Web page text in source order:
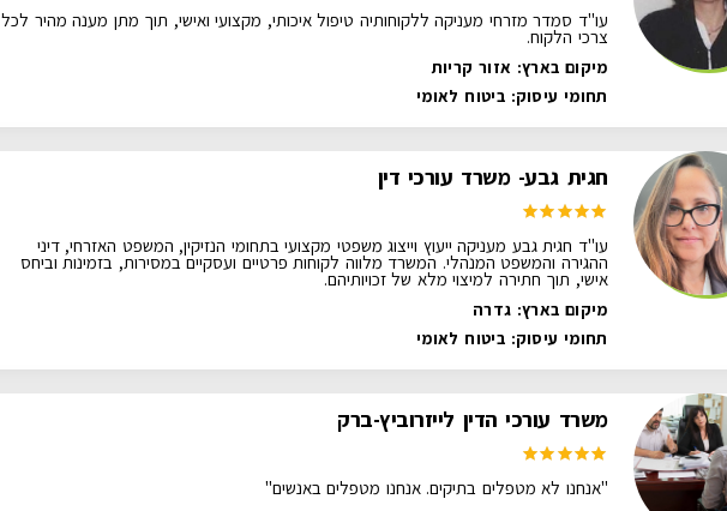
עו"ד סמדר מזרחי מעניקה ללקוחותיה טיפול איכותי, מקצועי ואישי, תוך מתן מענה מהיר לכל
צרכי הלקוח.
מיקום בארץ: אזור קריות
תחומי עיסוק:ביטוח לאומי
חגית גבע- משרד עורכי דין
עו"ד חגית גבע מעניקה ייעוץ וייצוג משפטי מקצועי בתחומי הנזיקין, המשפט האזרחי, דיני
ההגירה והמשפט המנהלי. המשרד מלווה לקוחות פרטיים ועסקיים במסירות, בזמינות וביחס
אישי, תוך חתירה למיצוי מלא של זכויותיהם.
מיקום בארץ: גדרה
תחומי עיסוק:ביטוח לאומי
משרד עורכי הדין לייזרוביץ-ברק
"אנחנו לא מטפלים בתיקים. אנחנו מטפלים באנשים"